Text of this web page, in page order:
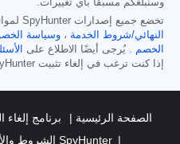
وسنُبلغكم مسبقًا بأي تغييرات.
تخضع جميع إصدارات SpyHunter لموافقتك على
النهائي/شروط الخدمة ، وسياسة
الخصم . يُرجى أيضًا الاطلاع على
إذا كنت ترغب في إلغاء تثبيت SpyHunter،
الصفحة الرئيسية برنامج
الشروط والأحكام الإضافية لـ SpyHunter